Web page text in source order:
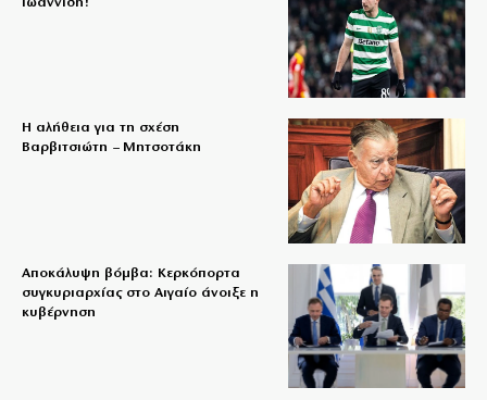
Ιωαννίδη!
Η αλήθεια για τη σχέση
Βαρβιτσιώτη – Μητσοτάκη
Αποκάλυψη βόμβα: Κερκόπορτα
συγκυριαρχίας στο Αιγαίο άνοιξε η
κυβέρνηση